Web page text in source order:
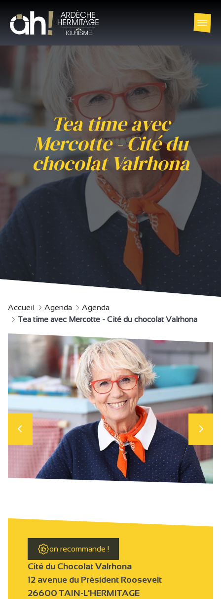
Tea time avec
Mercotte - Cité du
chocolat Valrhona
Accueil Agenda
Agenda
Tea time avec Mercotte - Cité du chocolat Valrhona
on recommande !
Cité du Chocolat Valrhona
12 avenue du Président Roosevelt
26600 TAIN-L'HERMITAGE